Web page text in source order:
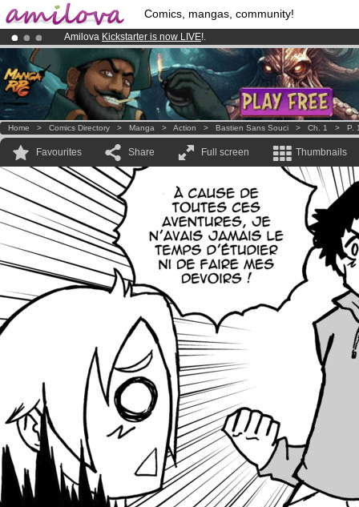
Comics, mangas, community!
Amilova Kickstarter is now LIVE!.
Premium membership from3.95 eurosper month !Get membership
Already 100000 membersand 1000 comics & mangas!.
Home > Comics Directory > Manga > Action > Bastien Sans Souci > Ch. 1 > P.
Favourites Share Full screen Thumbnails